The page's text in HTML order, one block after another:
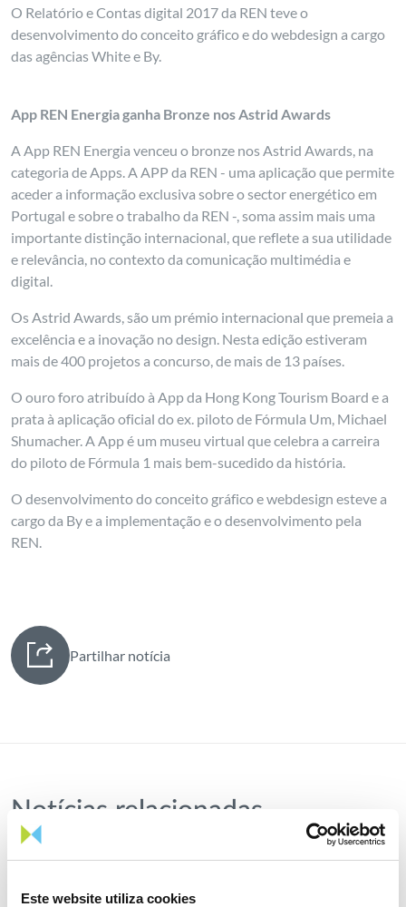
Este website utiliza cookies
O Relatório e Contas digital 2017 da REN teve o
desenvolvimento do conceito gráfico e do webdesign a cargo
das agências White e By.
App REN Energia ganha Bronze nos Astrid Awards
A App REN Energia venceu o bronze nos Astrid Awards, na
categoria de Apps. A APP da REN - uma aplicação que permite
aceder a informação exclusiva sobre o sector energético em
Portugal e sobre o trabalho da REN -, soma assim mais uma
importante distinção internacional, que reflete a sua utilidade
e relevância, no contexto da comunicação multimédia e
digital.
Os Astrid Awards, são um prémio internacional que premeia a
excelência e a inovação no design. Nesta edição estiveram
mais de 400 projetos a concurso, de mais de 13 países.
O ouro foro atribuído à App da Hong Kong Tourism Board e a
prata à aplicação oficial do ex. piloto de Fórmula Um, Michael
Shumacher. A App é um museu virtual que celebra a carreira
do piloto de Fórmula 1 mais bem-sucedido da história.
O desenvolvimento do conceito gráfico e webdesign esteve a
cargo da By e a implementação e o desenvolvimento pela
REN.
Partilhar notícia
Notícias relacionadas